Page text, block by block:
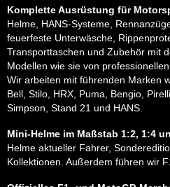
Komplette Ausrüstung für
Helme, HANS-Systeme,
feuerfeste Unterwäsche,
Transporttaschen und Zubehör mit
Modellen wie sie von
Wir arbeiten mit führenden Marken
Bell, Stilo, HRX, Puma, Bengio,
Simpson, Stand 21 und HANS.
Mini-Helme im Maßstab 1:2, 1:4
Helme aktueller Fahrer,
Kollektionen. Außerdem führen wir